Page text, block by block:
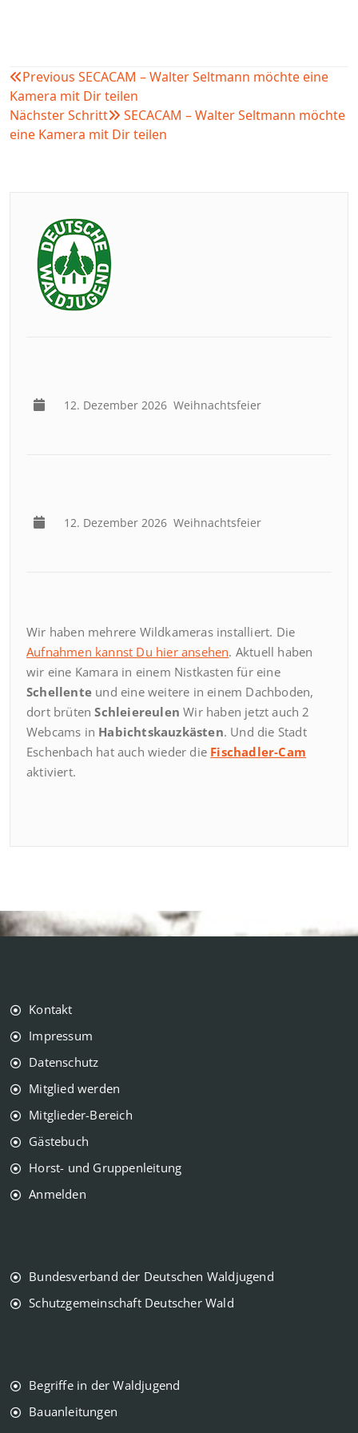
Beitragsnavigation
Previous SECACAM – Walter Seltmann möchte eine
Kamera mit Dir teilen
Nächster Schritt
SECACAM – Walter Seltmann möchte
eine Kamera mit Dir teilen
12. Dezember 2026 Weihnachtsfeier
12. Dezember 2026 Weihnachtsfeier
Wir haben mehrere Wildkameras installiert. Die
Aufnahmen kannst Du hier ansehen. Aktuell haben
wir eine Kamara in einem Nistkasten für eine
Schellente und eine weitere in einem Dachboden,
dort brütenSchleiereulen Wir haben jetzt auch 2
Webcams in Habichtskauzkästen. Und die Stadt
Eschenbach hat auch wieder die Fischadler-Cam
aktiviert.
Kontakt
Impressum
Datenschutz
Mitglied werden
Mitglieder-Bereich
Gästebuch
Horst- und Gruppenleitung
Anmelden
Bundesverband der Deutschen Waldjugend
Schutzgemeinschaft Deutscher Wald
Begriffe in der Waldjugend
Bauanleitungen